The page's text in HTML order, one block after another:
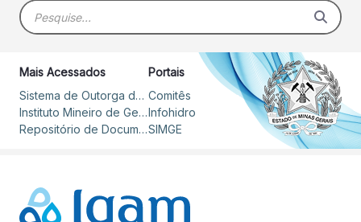
Barra de busca
Mais Acessados
Sistema de Outorga de Direito de Uso de Recursos Hídricos – SOUT
Instituto Mineiro de Gestão das Águas
Repositório de Documentos
Portais
Comitês
Infohidro
SIMGE